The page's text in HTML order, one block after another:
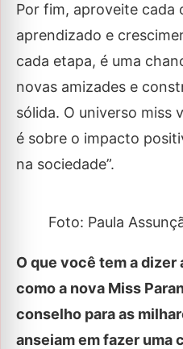
Por fim, aproveite cada
aprendizado e
cada etapa, é uma
novas amizades e
sólida. O universo miss
é sobre o impacto
na sociedade”.
Foto: Paula
O que você tem a dizer
como a nova Miss
conselho para as
anseiam em fazer uma